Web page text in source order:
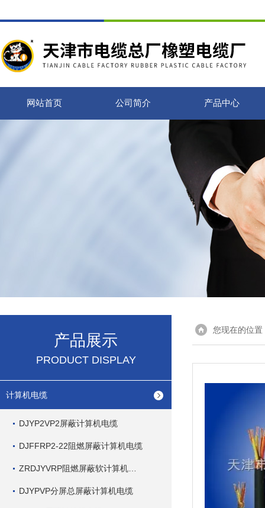
网站首页 公司简介 产品中心
产品展示
PRODUCT DISPLAY
计算机电缆
DJYP2VP2屏蔽计算机电缆
DJFFRP2-22阻燃屏蔽计算机电缆
DJYPVP分屏总屏蔽计算机电缆
您现在的位置